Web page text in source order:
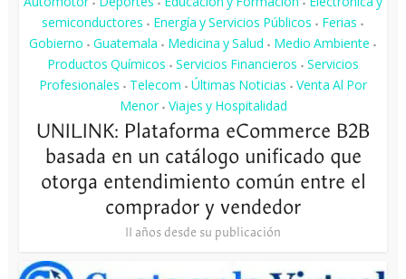
semiconductores • Energía y Servicios Públicos • Ferias •
Gobierno • Guatemala • Medicina y Salud • Medio Ambiente •
Productos Químicos • Servicios Financieros • Servicios
Profesionales • Telecom • Últimas Noticias • Venta Al Por
Menor • Viajes y Hospitalidad
UNILINK: Plataforma eCommerce B2B
basada en un catálogo unificado que
otorga entendimiento común entre el
comprador y vendedor
11 años desde su publicación